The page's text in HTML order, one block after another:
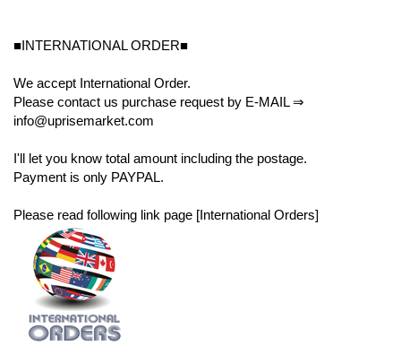
■INTERNATIONAL ORDER■
We accept International Order.
Please contact us purchase request by E-MAIL ⇒
info@uprisemarket.com
I'll let you know total amount including the postage.
Payment is only PAYPAL.
Please read following link page [International Orders]